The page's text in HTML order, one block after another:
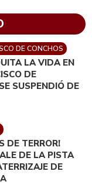
DE CONCHOS
LA VIDA EN
DE
SUSPENDIÓ DE
DE TERROR!
DE LA PISTA
DE